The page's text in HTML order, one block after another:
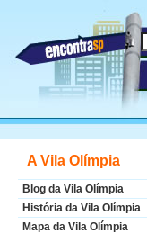
A Vila Olímpia
Blog da Vila Olímpia
História da Vila Olímpia
Mapa da Vila Olímpia